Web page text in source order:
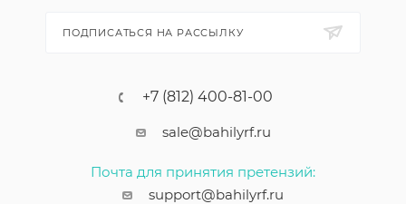
ПОДПИСАТЬСЯ НА РАССЫЛКУ
+7 (812) 400-81-00
sale@bahilyrf.ru
Почта для принятия претензий:
support@bahilyrf.ru